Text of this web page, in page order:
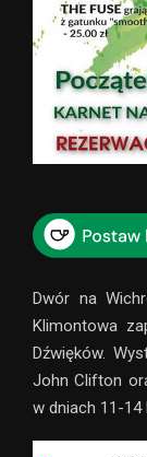
Dwór na
Klimontowa
Dźwięków.
John Clifton
w dniach 11-14